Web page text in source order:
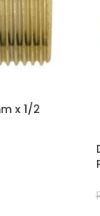
x 1/2